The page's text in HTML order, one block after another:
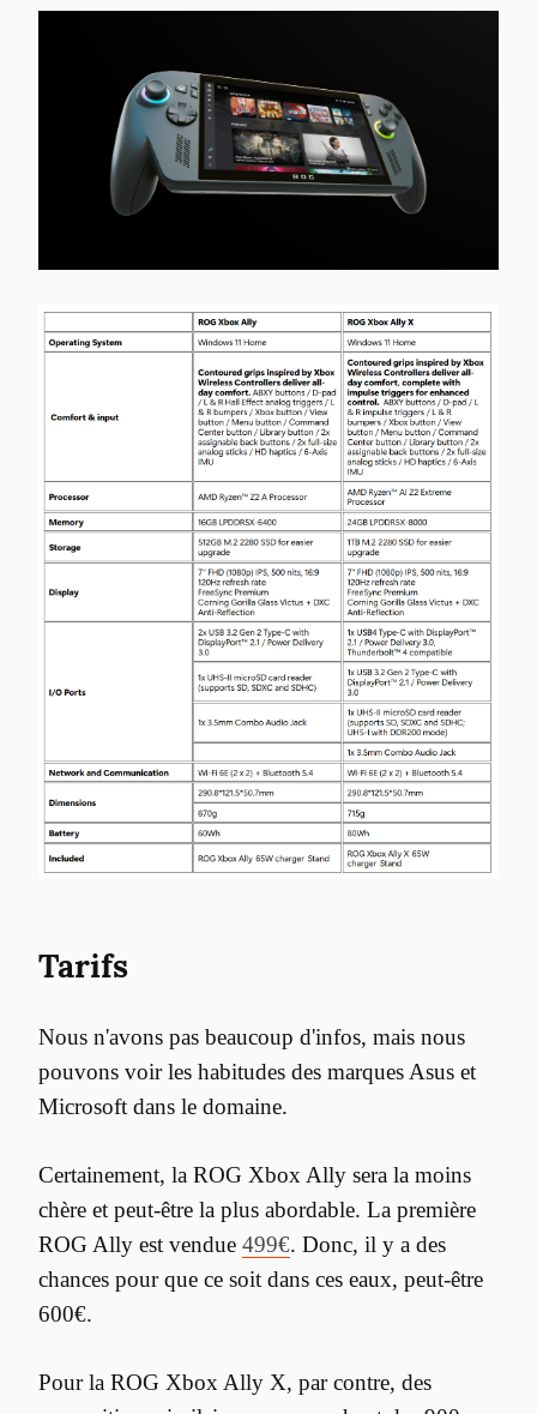
Tarifs
Nous n'avons pas beaucoup d'infos, mais nous
pouvons voir les habitudes des marques Asus et
Microsoft dans le domaine.
Certainement, la ROG Xbox Ally sera la moins
chère et peut-être la plus abordable. La première
ROG Ally est vendue 499€. Donc, il y a des
chances pour que ce soit dans ces eaux, peut-être
600€.
Pour la ROG Xbox Ally X, par contre, des